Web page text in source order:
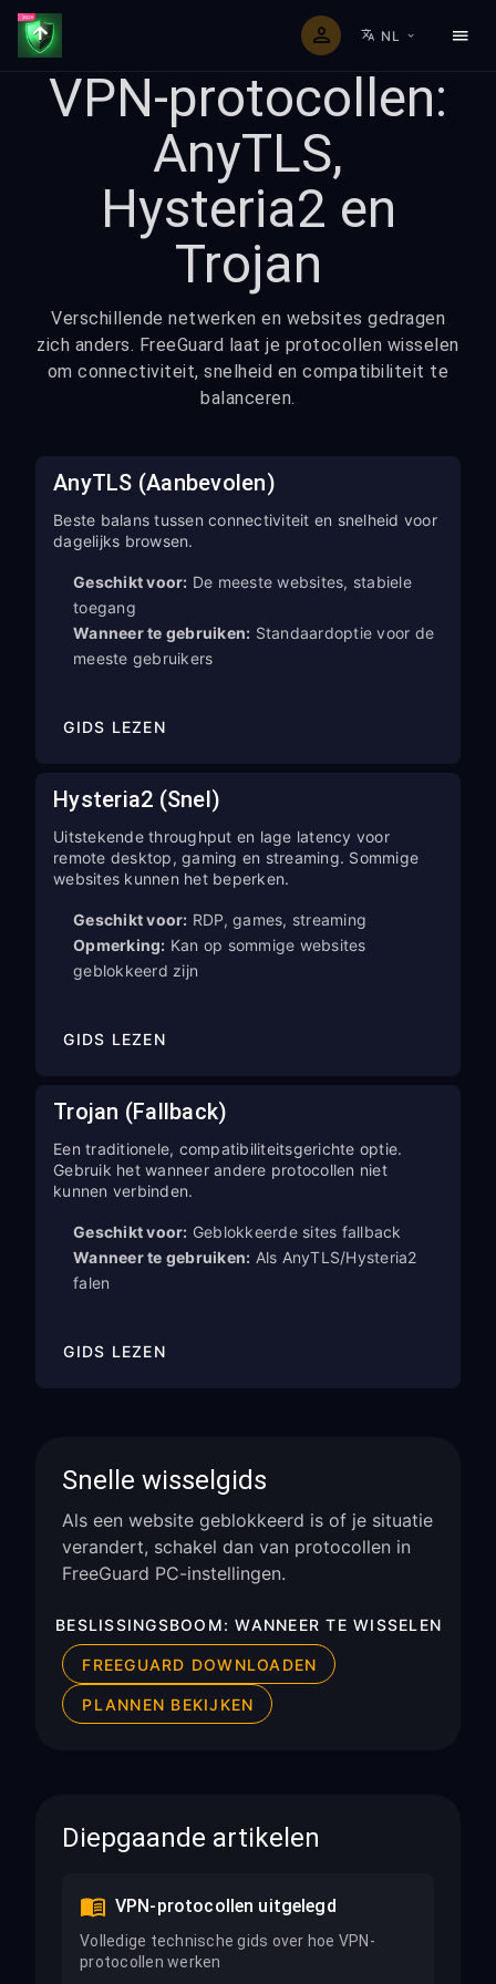
NL
VPN-protocollen:
AnyTLS,
Hysteria2 en
Trojan
Verschillende netwerken en websites gedragen
zich anders. FreeGuard laat je protocollen wisselen
om connectiviteit, snelheid en compatibiliteit te
balanceren.
AnyTLS (Aanbevolen)
Beste balans tussen connectiviteit en snelheid voor
dagelijks browsen.
Geschikt voor: De meeste websites, stabiele
toegang
Wanneer te gebruiken: Standaardoptie voor de
meeste gebruikers
GIDS LEZEN
Hysteria2 (Snel)
Uitstekende throughput en lage latency voor
remote desktop, gaming en streaming. Sommige
websites kunnen het beperken.
Geschikt voor: RDP, games, streaming
Opmerking: Kan op sommige websites
geblokkeerd zijn
GIDS LEZEN
Trojan (Fallback)
Een traditionele, compatibiliteitsgerichte optie.
Gebruik het wanneer andere protocollen niet
kunnen verbinden.
Geschikt voor: Geblokkeerde sites fallback
Wanneer te gebruiken: Als AnyTLS/Hysteria2
falen
GIDS LEZEN
Snelle wisselgids
Als een website geblokkeerd is of je situatie
verandert, schakel dan van protocollen in
FreeGuard PC-instellingen.
BESLISSINGSBOOM: WANNEER TE WISSELEN
FREEGUARD DOWNLOADEN
PLANNEN BEKIJKEN
Diepgaande artikelen
VPN-protocollen uitgelegd
Volledige technische gids over hoe VPN-
protocollen werken